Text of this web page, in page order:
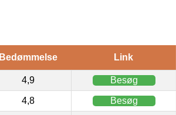
Bedømmelse Link
4,9 Besøg
4,8 Besøg